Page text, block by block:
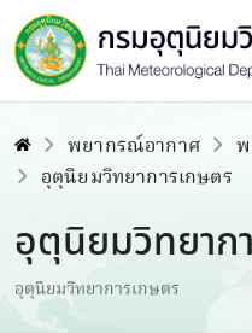
พยากรณ์อากาศ
อุตุนิยมวิทยาการเกษตร
อุตุนิยมวิทยาก
อุตุนิยมวิทยาการเกษตร